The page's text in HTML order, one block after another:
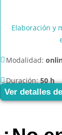
Elaboración y
Modalidad:
Duración:50 h
Ver detalles